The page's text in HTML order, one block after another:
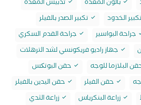
بالون المعدة
تدبيس المعدة
تكبير الخدود
تكبير الصدر بالفيلر
جراحة البواسير
جراحة القدم السكري
جهاز راديو فريكونسي لشد الترهلات
البلازما للوجه
حقن البوتکس
حقن الفيلر
حقن اليدين بالفيلر
زراعة البنكرياس
زراعة الثدي